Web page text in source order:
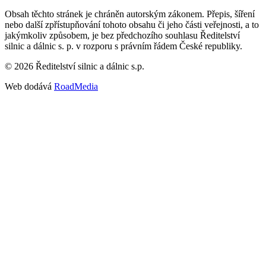
Obsah těchto stránek je chráněn autorským zákonem. Přepis, šíření
nebo další zpřístupňování tohoto obsahu či jeho části veřejnosti, a to
jakýmkoliv způsobem, je bez předchozího souhlasu Ředitelství
silnic a dálnic s. p. v rozporu s právním řádem České republiky.
© 2026 Ředitelství silnic a dálnic s.p.
Web dodává RoadMedia